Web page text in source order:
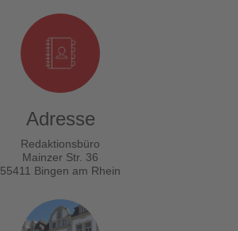
Adresse
Redaktionsbüro
Mainzer Str. 36
55411 Bingen am Rhein